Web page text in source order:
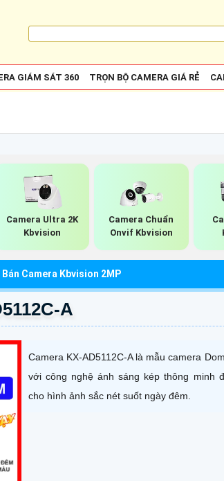
GIÁM SÁT 360 TRỌN BỘ CAMERA GIÁ RẺ
Camera Ultra 2K
Kbvision
Camera Chuẩn
Onvif Kbvision
Bán Camera Kbvision 2MP
A
Camera KX-AD5112C-A là mẫu camera
với công nghệ ánh sáng kép thông minh
cho hình ảnh sắc nét suốt ngày đêm.